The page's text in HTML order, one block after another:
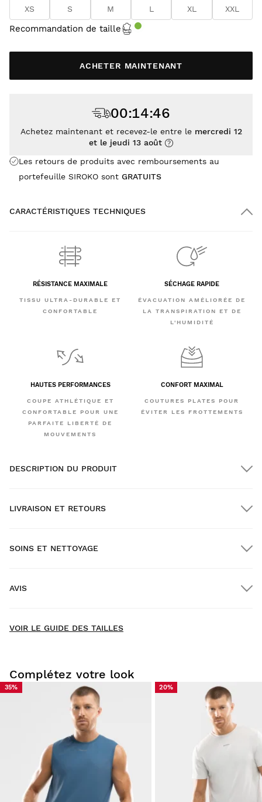
XS S M L XL XXL
Recommandation de taille
ACHETER MAINTENANT
Les retours de produits avec remboursements au
portefeuille SIROKO sont GRATUITS
00:14:46
Achetez maintenant et recevez-le entre le mercredi 12
et le jeudi 13 août
CARACTÉRISTIQUES TECHNIQUES
RÉSISTANCE MAXIMALE
TISSU ULTRA-DURABLE ET
CONFORTABLE
SÉCHAGE RAPIDE
ÉVACUATION AMÉLIORÉE DE
LA TRANSPIRATION ET DE
L'HUMIDITÉ
HAUTES PERFORMANCES
COUPE ATHLÉTIQUE ET
CONFORTABLE POUR UNE
PARFAITE LIBERTÉ DE
MOUVEMENTS
CONFORT MAXIMAL
COUTURES PLATES POUR
ÉVITER LES FROTTEMENTS
DESCRIPTION DU PRODUIT
LIVRAISON ET RETOURS
Essayez nos produits dans le confort de votre chez-vous.
Vous avez 30 jours à partir de la date de livraison pour
envoyer un retour.
Vous pouvez facilement retourner un produit de votre
commande depuis votre compte utilisateur.
SOINS ET NETTOYAGE
AVIS
VOIR LE GUIDE DES TAILLES
Complétez votre look
35% 20%